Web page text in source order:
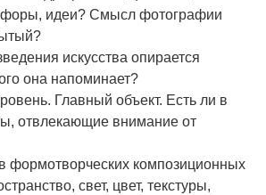
идеи? Смысл фотографии
искусства опирается
она напоминает?
Главный объект. Есть ли в
отвлекающие внимание от
формотворческих композиционных
свет, цвет, текстуры,